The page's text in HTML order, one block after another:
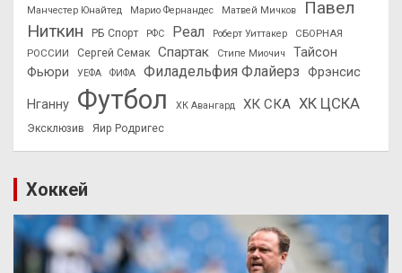
Манчестер Юнайтед Марио Фернандес Матвей Мичков
Павел
Ниткин
РБ Спорт РФС Реал Роберт Уиттакер
СБОРНАЯ
РОССИИ
Сергей Семак Спартак Стипе Миочич
Тайсон
Фьюри
УЕФА ФИФА Филадельфия Флайерз Фрэнсис
Нганну Футбол ХК Авангард ХК СКА ХК ЦСКА
Эксклюзив Яир Родригес
Хоккей